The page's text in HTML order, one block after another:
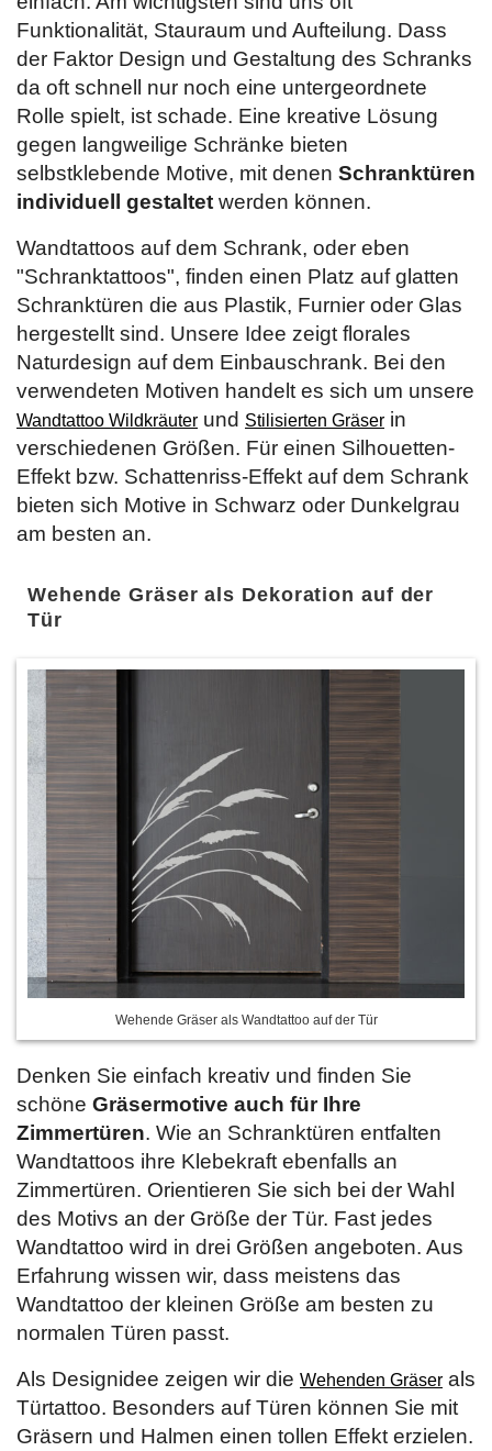
Funktionalität, Stauraum und Aufteilung. Dass
der Faktor Design und Gestaltung des Schranks
da oft schnell nur noch eine untergeordnete
Rolle spielt, ist schade. Eine kreative Lösung
gegen langweilige Schränke bieten
selbstklebende Motive, mit denen Schranktüren
individuell gestaltet werden können.
Wandtattoos auf dem Schrank, oder eben
"Schranktattoos", finden einen Platz auf glatten
Schranktüren die aus Plastik, Furnier oder Glas
hergestellt sind. Unsere Idee zeigt florales
Naturdesign auf dem Einbauschrank. Bei den
verwendeten Motiven handelt es sich um unsere
Wandtattoo Wildkräuter und Stilisierten Gräser in
verschiedenen Größen. Für einen Silhouetten-
Effekt bzw. Schattenriss-Effekt auf dem Schrank
bieten sich Motive in Schwarz oder Dunkelgrau
am besten an.
Wehende Gräser als Dekoration auf der
Tür
Wehende Gräser als Wandtattoo auf der Tür
Denken Sie einfach kreativ und finden Sie
schöne Gräsermotive auch für Ihre
Zimmertüren. Wie an Schranktüren entfalten
Wandtattoos ihre Klebekraft ebenfalls an
Zimmertüren. Orientieren Sie sich bei der Wahl
des Motivs an der Größe der Tür. Fast jedes
Wandtattoo wird in drei Größen angeboten. Aus
Erfahrung wissen wir, dass meistens das
Wandtattoo der kleinen Größe am besten zu
normalen Türen passt.
Als Designidee zeigen wir die Wehenden Gräser als
Türtattoo. Besonders auf Türen können Sie mit
Gräsern und Halmen einen tollen Effekt erzielen.